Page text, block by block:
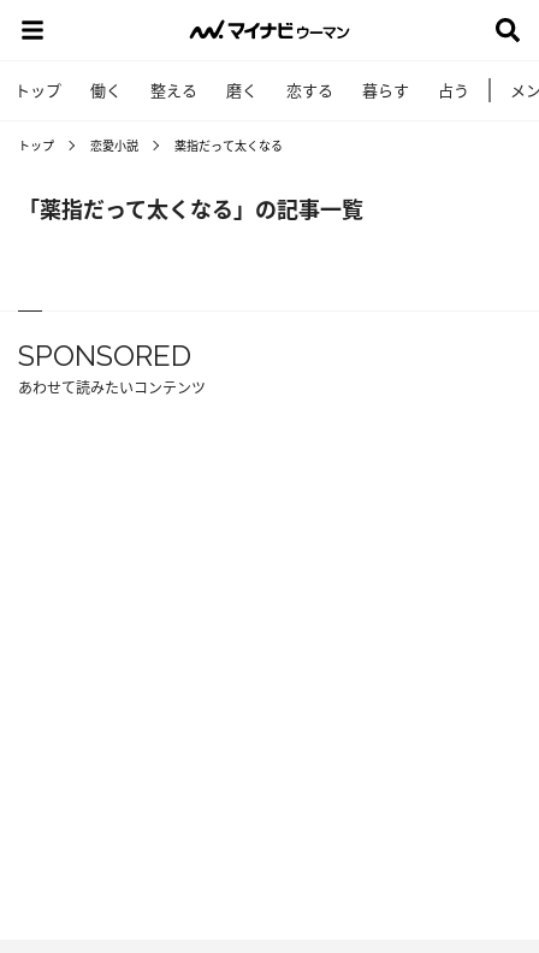
トップ 働く 整える 磨く 恋する 暮らす 占う メ
トップ 恋愛小説 薬指だって太くなる
「薬指だって太くなる」の記事一覧
SPONSORED
あわせて読みたいコンテンツ